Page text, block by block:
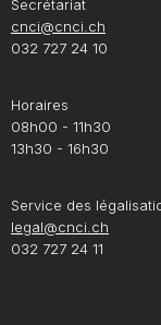
Secrétariat
cnci@cnci.ch
032 727 24 10
Horaires
08h00 - 11h30
13h30 - 16h30
Service des
legal@cnci.ch
032 727 24 11